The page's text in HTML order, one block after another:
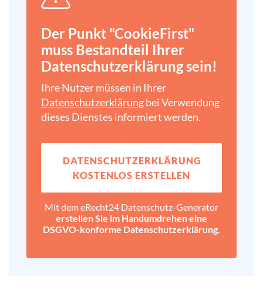
Der Punkt "CookieFirst"
muss Bestandteil Ihrer
Datenschutz­erklärung sein!
Ihre Nutzer müssen in Ihrer
Datenschutz­erklärungbei Verwendung
dieses Dienstes informiert werden.
DATENSCHUTZ­ERKLÄRUNG
KOSTENLOS ERSTELLEN
Mit dem eRecht24 Datenschutz-Generator
erstellen Sie im Handumdrehen eine
DSGVO-konforme Datenschutz­erklärung.